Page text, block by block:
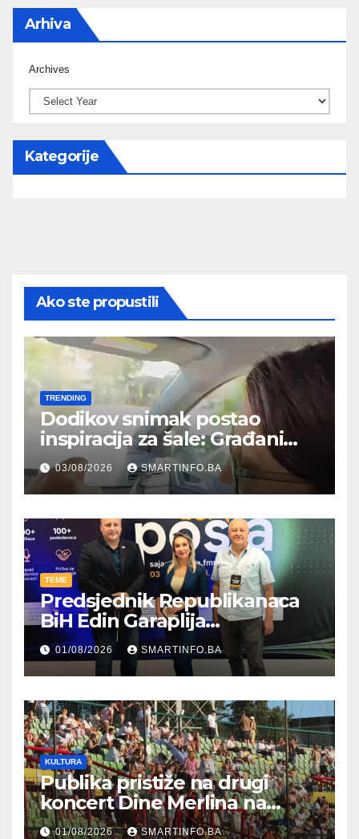
Arhiva
Archives
Kategorije
Ako ste propustili
TRENDING
Dodikov snimak postao
inspiracija za šale: Građani
kroz parodiju poslali poruku
03/08/2026 SMARTINFO.BA
TEME
Predsjednik Republikanaca
BiH Edin Garaplija
prisustvovao prezentaciji
Federalnog sajma
zapošljavanja
01/08/2026 SMARTINFO.BA
KULTURA
Publika pristiže na drugi
koncert Dine Merlina na
Koševu
01/08/2026 SMARTINFO.BA